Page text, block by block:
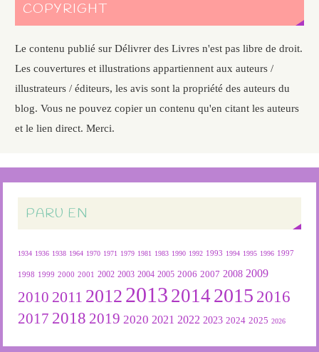
COPYRIGHT
Le contenu publié sur Délivrer des Livres n'est pas libre de droit.
Les couvertures et illustrations appartiennent aux auteurs /
illustrateurs / éditeurs, les avis sont la propriété des auteurs du
blog. Vous ne pouvez copier un contenu qu'en citant les auteurs
et le lien direct. Merci.
PARU EN
1934 1936 1938 1964 1970 1971 1979 1981 1983 1990 1992 1993 1994 1995 1996 1997
1998 1999 2000 2001 2002 2003 2004 2005 2006 2007 2008 2009
2010 2011 2012 2013 2014 2015 2016
2017 2018 2019 2020 2021 2022 2023 2024 2025 2026